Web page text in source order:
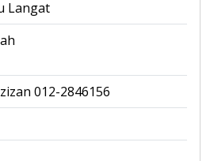
Langat
012-2846156